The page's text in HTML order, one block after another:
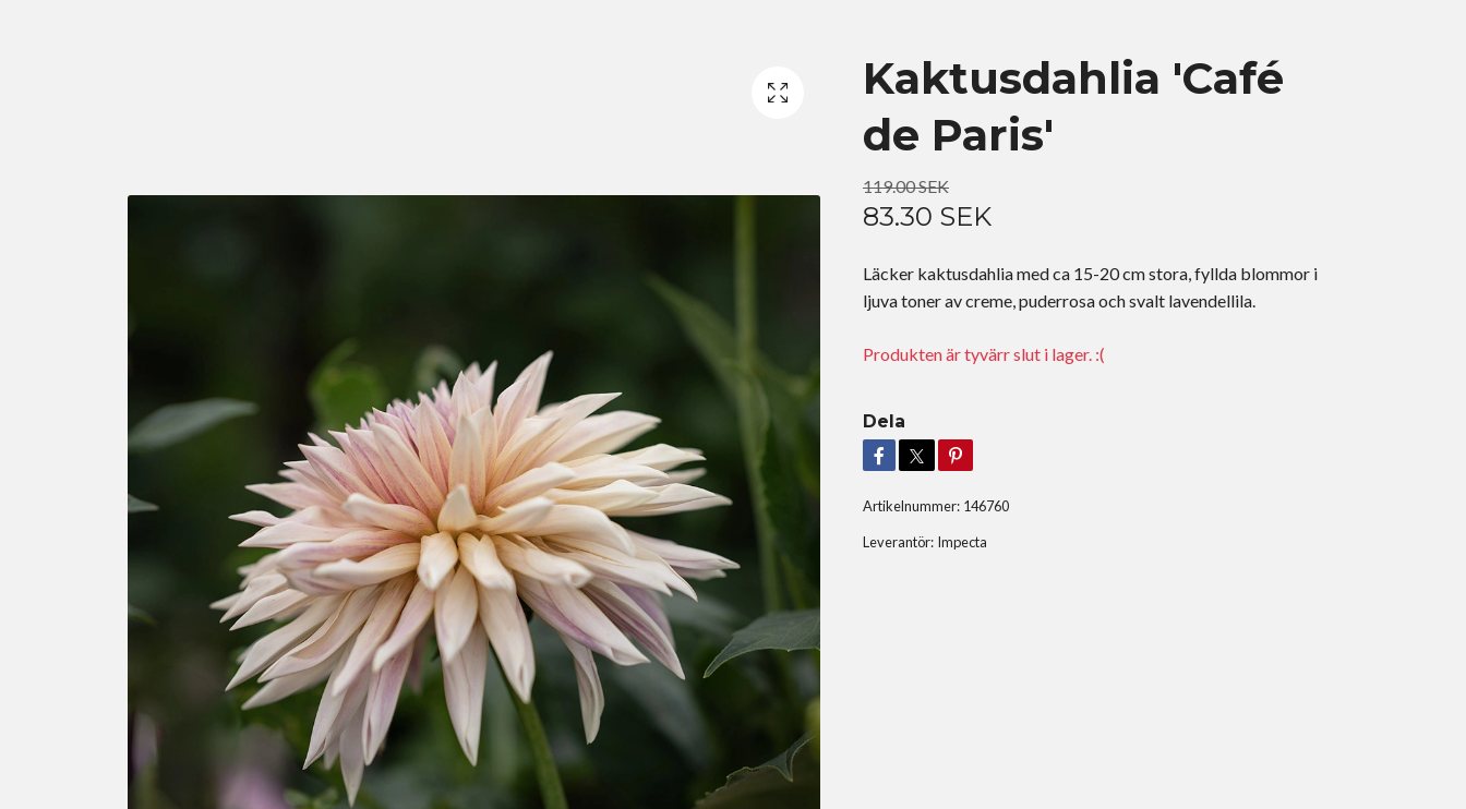
Kaktusdahlia 'Café
de Paris'
119.00 SEK
83.30 SEK
Läcker kaktusdahlia med ca 15-20 cm stora, fyllda blommor i
ljuva toner av creme, puderrosa och svalt lavendellila.
Produkten är tyvärr slut i lager. :(
Dela
Artikelnummer: 146760
Leverantör: Impecta